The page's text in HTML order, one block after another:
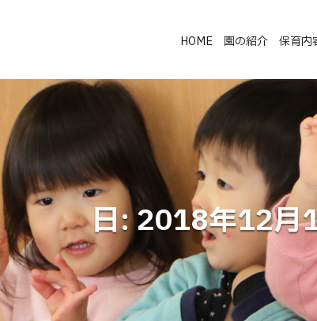
HOME 園の紹介 保育内
日:2018年12月